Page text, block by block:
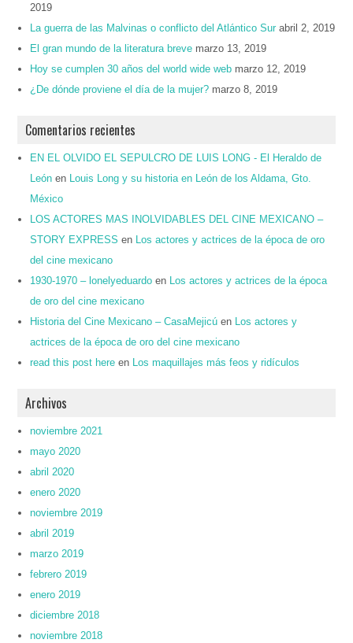
2019
La guerra de las Malvinas o conflicto del Atlántico Sur abril 2, 2019
El gran mundo de la literatura breve marzo 13, 2019
Hoy se cumplen 30 años del world wide web marzo 12, 2019
¿De dónde proviene el día de la mujer? marzo 8, 2019
Comentarios recientes
EN EL OLVIDO EL SEPULCRO DE LUIS LONG - El Heraldo de
León en
Louis Long y su historia en León de los Aldama, Gto.
México
LOS ACTORES MAS INOLVIDABLES DEL CINE MEXICANO –
STORY EXPRESS en
Los actores y actrices de la época de oro
del cine mexicano
1930-1970 – lonelyeduardo en
Los actores y actrices de la época
de oro del cine mexicano
Historia del Cine Mexicano – CasaMejicú en
Los actores y
actrices de la época de oro del cine mexicano
read this post here en Los maquillajes más feos y ridículos
Archivos
noviembre 2021
mayo 2020
abril 2020
enero 2020
noviembre 2019
abril 2019
marzo 2019
febrero 2019
enero 2019
diciembre 2018
noviembre 2018